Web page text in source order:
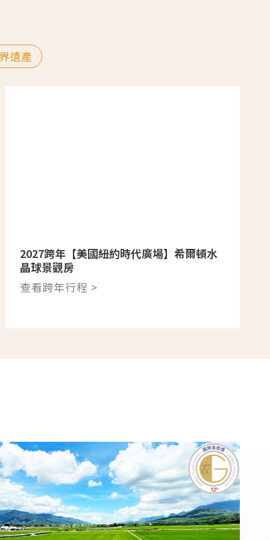
遺產
2027跨年【美國紐約時代廣場】希爾頓水
晶球景觀房
查看跨年行程 >